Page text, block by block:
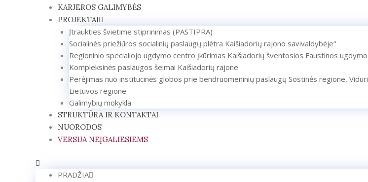
KARJEROS GALIMYBĖS
PROJEKTAI
Įtraukties švietime stiprinimas (PASTIPRA)
Socialinės priežiūros socialinių paslaugų plėtra Kaišiadorių rajono savivaldybėje“
Regioninio specialiojo ugdymo centro įkūrimas Kaišiadorių šventosios Faustinos
Kompleksinės paslaugos šeimai Kaišiadorių rajone
Perėjimas nuo institucinės globos prie bendruomeninių paslaugų Sostinės regione,
Lietuvos regione
Galimybių mokykla
STRUKTŪRA IR KONTAKTAI
NUORODOS
VERSIJA NEĮGALIESIEMS
PRADŽIA